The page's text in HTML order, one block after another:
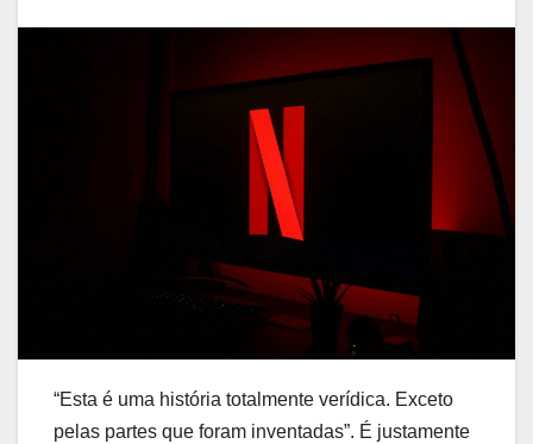
“Esta é uma história totalmente verídica. Exceto
pelas partes que foram inventadas”. É justamente